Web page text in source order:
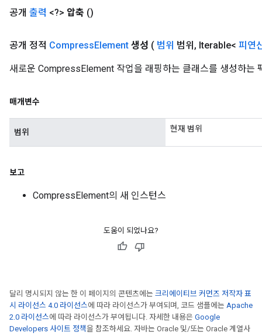
공개 출력 <?> 압축 ()
공개 정적 CompressElement 생성 ( 범위 범위 , Iterable< 피연
새로운 CompressElement 작업을 래핑하는 클래스를 생성하는
매개변수
범위 현재 범위
보고
CompressElement의 새 인스턴스
도움이 되었나요?
달리 명시되지 않는 한 이 페이지의 콘텐츠에는 크리에이티브 커먼즈 저작자 표
시 라이선스 4.0 라이선스에 따라 라이선스가 부여되며, 코드 샘플에는 Apache
2.0 라이선스에 따라 라이선스가 부여됩니다. 자세한 내용은 Google
Developers 사이트 정책을 참조하세요. 자바는 Oracle 및/또는 Oracle 계열사